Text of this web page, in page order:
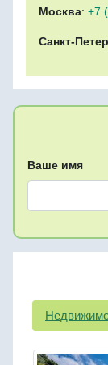
Москва: +7
Санкт-
Ваше имя